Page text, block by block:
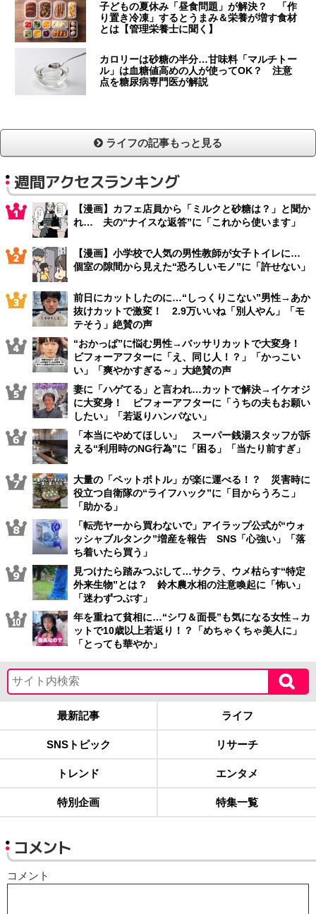
子どもの夏休み「昼食問題」が解決？ 「作
り置き冷凍」するとうまみ＆栄養が増す食材
とは【管理栄養士に聞く】
カロリーは砂糖の半分…甘味料「マルチトー
ル」は血糖値高めの人が使ってOK？ 注意
点を糖尿病専門医が解説
ライフの記事もっと見る
週間アクセスランキング
【漫画】カフェ店員から「ミルクと砂糖は？」と聞か
れ… 夫の“ナイスな返答”に「これから使います」
【漫画】小学校で人気の男性教師が女子トイレに…
個室の隙間から見えた“恐ろしいモノ”に「許せない」
前日にカットしたのに…“しっくりこない”男性→あか
抜けカットで激変！ 2.9万いいね「別人やん」「モ
テそう」絶賛の声
“おかっぱ”に悩む男性→バッサリカットで大変身！
ビフォーアフターに「え、同じ人！？」「かっこい
い」「爽やかすぎる～」大絶賛の声
妻に「ハゲてる」と言われ…カットで解決→イケオジ
に大変身！ ビフォーアフターに「うちの夫もお願い
したい」「若返りハンパない」
「本当にやめてほしい」 スーパー銭湯スタッフが訴
える“利用時のNG行為”に「困る」「当たり前すぎ」
大量の「ペットボトル」が楽に運べる！？ 災害時に
役立つ自衛隊の“ライフハック”に「目からうろこ」
「助かる」
「転売ヤーから買わないで」アイラップ公式が“ウォ
ッシャブルタンク”増産を報告 SNS「心強い」「落
ち着いたら買う」
見つけたら踏みつぶして…サクラ、ウメ枯らす“特定
外来生物”とは？ 鈴木農水相の注意喚起に「怖い」
「迷わずつぶす」
年を重ねて貧相に…“シワ＆面長”も気になる女性→カ
ットで10歳以上若返り！？「めちゃくちゃ美人に」
「とっても華やか」
最新記事 ライフ
SNSトピック リサーチ
トレンド エンタメ
特別企画 特集一覧
コメント
コメント